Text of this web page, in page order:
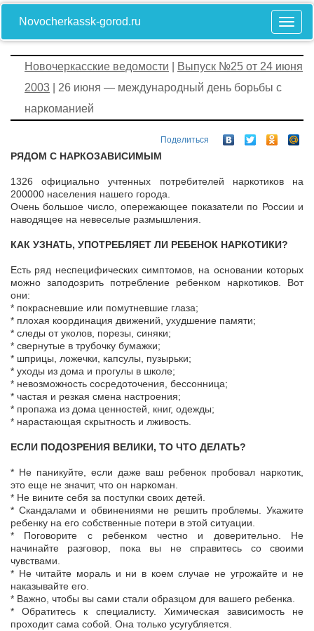
Novocherkassk-gorod.ru
Новочеркасские ведомости
Выпуск №25 от 24 июня
2003 | 26 июня — международный день борьбы с
наркоманией
Поделиться
РЯДОМ С НАРКОЗАВИСИМЫМ
1326 официально учтенных потребителей наркотиков на
200000 населения нашего города.
Очень большое число, опережающее показатели по России и
наводящее на невеселые размышления.
КАК УЗНАТЬ, УПОТРЕБЛЯЕТ ЛИ РЕБЕНОК НАРКОТИКИ?
Есть ряд неспецифических симптомов, на основании которых
можно заподозрить потребление ребенком наркотиков. Вот
они:
* покрасневшие или помутневшие глаза;
* плохая координация движений, ухудшение памяти;
* следы от уколов, порезы, синяки;
* свернутые в трубочку бумажки;
* шприцы, ложечки, капсулы, пузырьки;
* уходы из дома и прогулы в школе;
* невозможность сосредоточения, бессонница;
* частая и резкая смена настроения;
* пропажа из дома ценностей, книг, одежды;
* нарастающая скрытность и лживость.
ЕСЛИ ПОДОЗРЕНИЯ ВЕЛИКИ, ТО ЧТО ДЕЛАТЬ?
* Не паникуйте, если даже ваш ребенок пробовал наркотик,
это еще не значит, что он наркоман.
* Не вините себя за поступки своих детей.
* Скандалами и обвинениями не решить проблемы. Укажите
ребенку на его собственные потери в этой ситуации.
* Поговорите с ребенком честно и доверительно. Не
начинайте разговор, пока вы не справитесь со своими
чувствами.
* Не читайте мораль и ни в коем случае не угрожайте и не
наказывайте его.
* Важно, чтобы вы сами стали образцом для вашего ребенка.
* Обратитесь к специалисту. Химическая зависимость не
проходит сама собой. Она только усугубляется.